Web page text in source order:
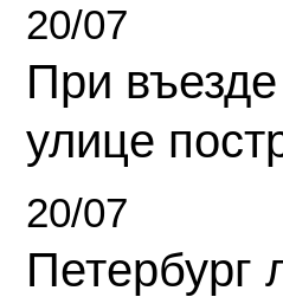
20/07
При
улице
20/07
Петербург